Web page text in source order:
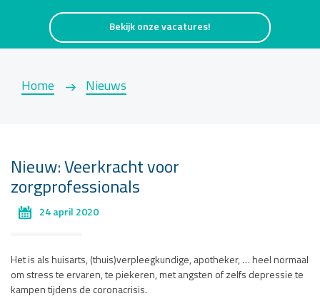
Bekijk onze vacatures!
Home Nieuws
Nieuw: Veerkracht voor
zorgprofessionals
24 april 2020
Het is als huisarts, (thuis)verpleegkundige, apotheker, … heel normaal
om stress te ervaren, te piekeren, met angsten of zelfs depressie te
kampen tijdens de coronacrisis.